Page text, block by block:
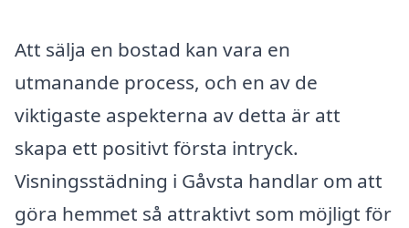
Att sälja en bostad kan vara en
utmanande process, och en av de
viktigaste aspekterna av detta är att
skapa ett positivt första intryck.
Visningsstädning i Gåvsta handlar om att
göra hemmet så attraktivt som möjligt för